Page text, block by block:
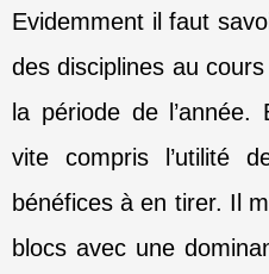
Evidemment il faut
des disciplines au
la période de
vite compris l’utilité
bénéfices à en tirer. Il
blocs avec une